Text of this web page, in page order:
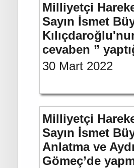
Milliyetçi
Sayın İsmet
cevaben ”
30 Mart 2022
Milliyetçi
Sayın İsmet
Anlatma ve
Gömeç’de